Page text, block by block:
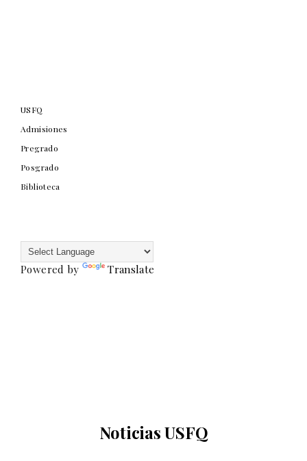
USFQ
Admisiones
Pregrado
Posgrado
Biblioteca
Powered by Translate
Noticias USFQ